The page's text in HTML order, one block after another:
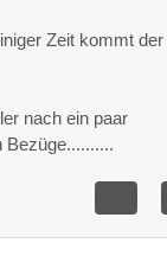
Zeit kommt der
nach ein paar
Bezüge..........